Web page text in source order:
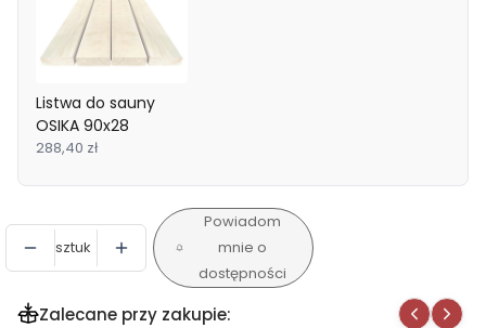
Listwa do sauny
OSIKA 90x28
288,40 zł
sztuk
Powiadom
mnie o
dostępności
Zalecane przy zakupie: